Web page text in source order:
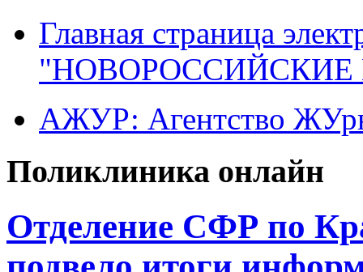
Главная страница
"НОВОРОССИЙСКИЕ
АЖУР: Агентство
Поликлиника онлайн
Отделение СФР по